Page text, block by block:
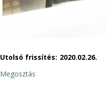
Utolsó frissítés: 2020.02.26.
Megosztás